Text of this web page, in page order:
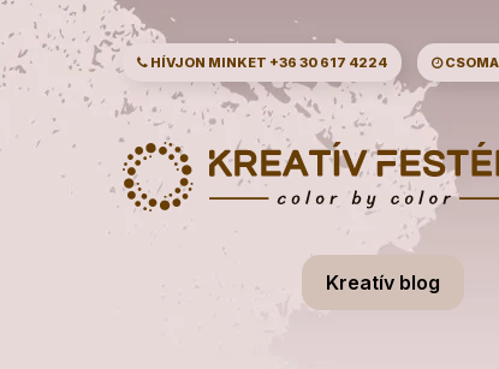
HÍVJON MINKET +36 30 617 4224
Kreatív blog